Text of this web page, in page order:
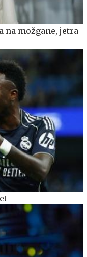
na možgane, jetra